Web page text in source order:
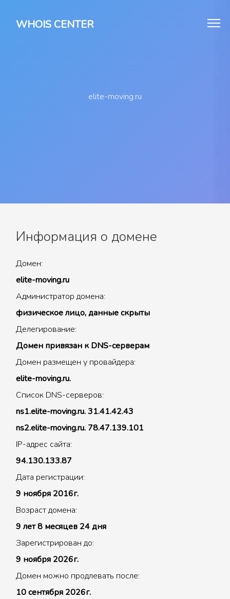
WHOIS CENTER
elite-moving.ru
Информация о домене
Домен:
elite-moving.ru
Администратор домена:
физическое лицо, данные скрыты
Делегирование:
Домен привязан к DNS-серверам
Домен размещен у провайдера:
elite-moving.ru.
Список DNS-серверов:
ns1.elite-moving.ru. 31.41.42.43
ns2.elite-moving.ru. 78.47.139.101
IP-адрес сайта:
94.130.133.87
Дата регистрации:
9 ноября 2016г.
Возраст домена:
9 лет 8 месяцев 24 дня
Зарегистрирован до:
9 ноября 2026г.
Домен можно продлевать после:
10 сентября 2026г.